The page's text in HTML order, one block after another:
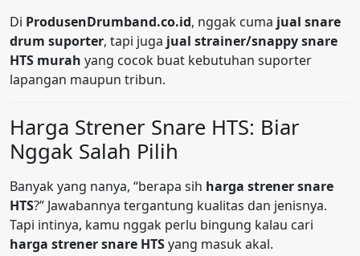
Di ProdusenDrumband.co.id, nggak cuma jual snare
drum suporter, tapi juga jual strainer/snappy snare
HTS murah yang cocok buat kebutuhan suporter
lapangan maupun tribun.
Harga Strener Snare HTS: Biar
Nggak Salah Pilih
Banyak yang nanya, “berapa sih harga strener snare
HTS?” Jawabannya tergantung kualitas dan jenisnya.
Tapi intinya, kamu nggak perlu bingung kalau cari
harga strener snare HTSyang masuk akal.